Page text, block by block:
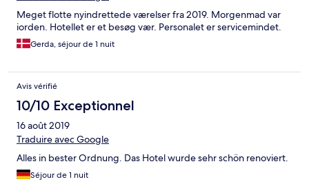
Meget flotte nyindrettede værelser fra 2019. Morgenmad var
iorden. Hotellet er et besøg vær. Personalet er servicemindet.
Gerda, séjour de 1 nuit
Avis vérifié
10/10 Exceptionnel
16 août 2019
Traduire avec Google
Alles in bester Ordnung. Das Hotel wurde sehr schön renoviert.
Séjour de 1 nuit